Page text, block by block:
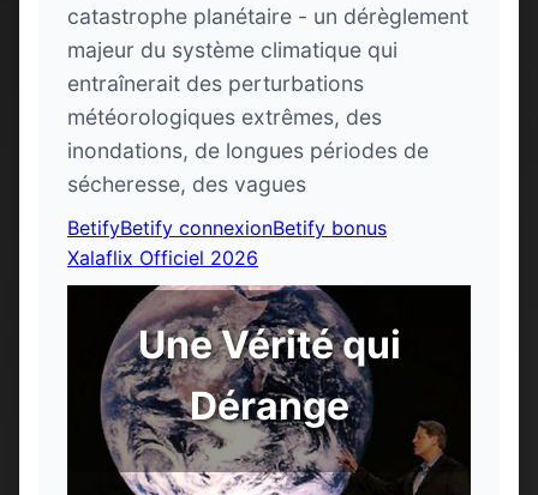
catastrophe planétaire - un dérèglement
majeur du système climatique qui
entraînerait des perturbations
météorologiques extrêmes, des
inondations, de longues périodes de
sécheresse, des vagues
BetifyBetify connexionBetify bonus
Xalaflix Officiel 2026
Une Vérité qui
Dérange